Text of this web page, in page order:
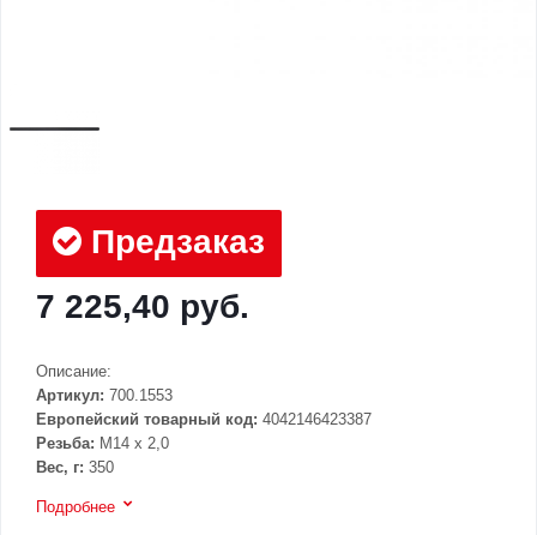
Предзаказ
7 225,40 руб.
Описание:
Артикул: 700.1553
Европейский товарный код: 4042146423387
Резьба: M14 x 2,0
Вес, г: 350
Подробнее